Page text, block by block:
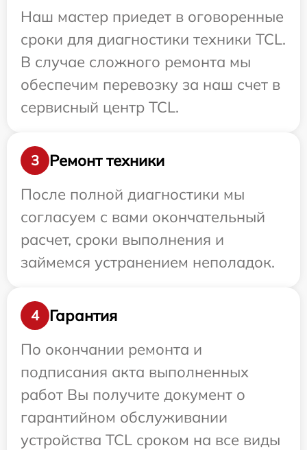
Наш мастер приедет в оговоренные
сроки для диагностики техники TCL.
В случае сложного ремонта мы
обеспечим перевозку за наш счет в
сервисный центр TCL.
3
Ремонт техники
После полной диагностики мы
согласуем с вами окончательный
расчет, сроки выполнения и
займемся устранением неполадок.
4
Гарантия
По окончании ремонта и
подписания акта выполненных
работ Вы получите документ о
гарантийном обслуживании
устройства TCL сроком на все виды